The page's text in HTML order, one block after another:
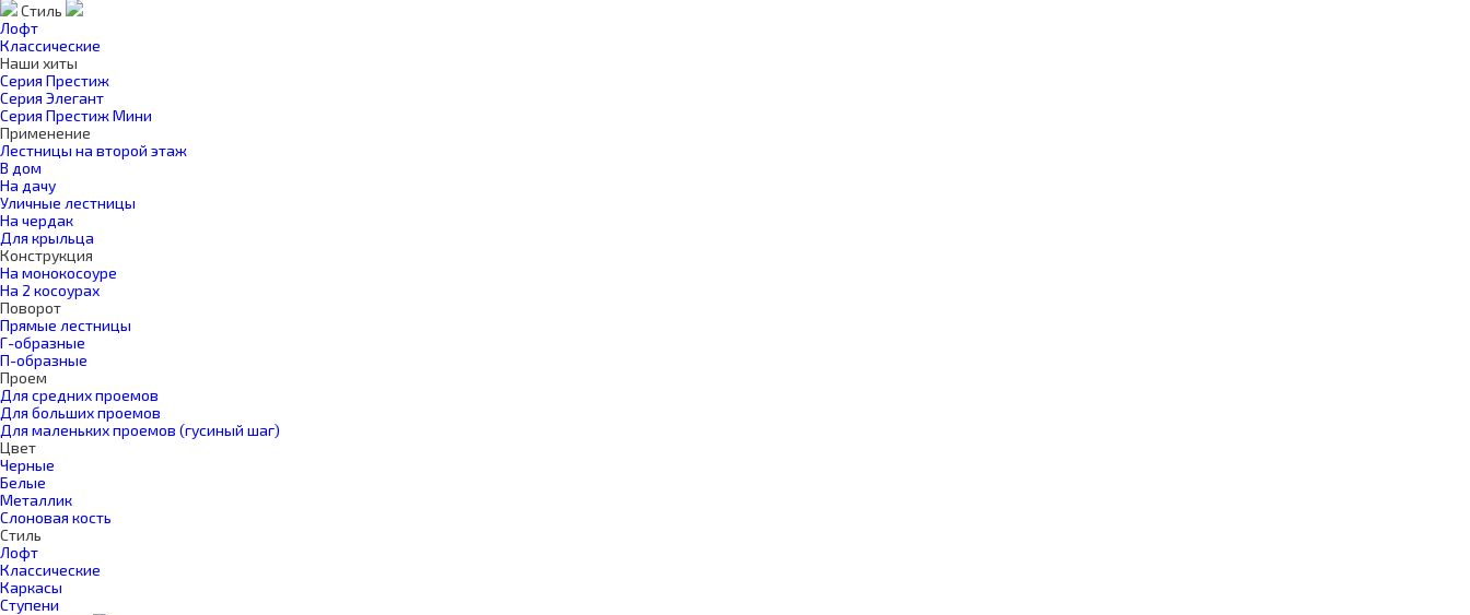
Стиль
Лофт
Классические
Наши хиты
Серия Престиж
Серия Элегант
Серия Престиж Мини
Применение
Лестницы на второй этаж
В дом
На дачу
Уличные лестницы
На чердак
Для крыльца
Конструкция
На монокосоуре
На 2 косоурах
Поворот
Прямые лестницы
Г-образные
П-образные
Проем
Для средних проемов
Для больших проемов
Для маленьких проемов (гусиный шаг)
Цвет
Черные
Белые
Металлик
Слоновая кость
Стиль
Лофт
Классические
Каркасы
Ступени